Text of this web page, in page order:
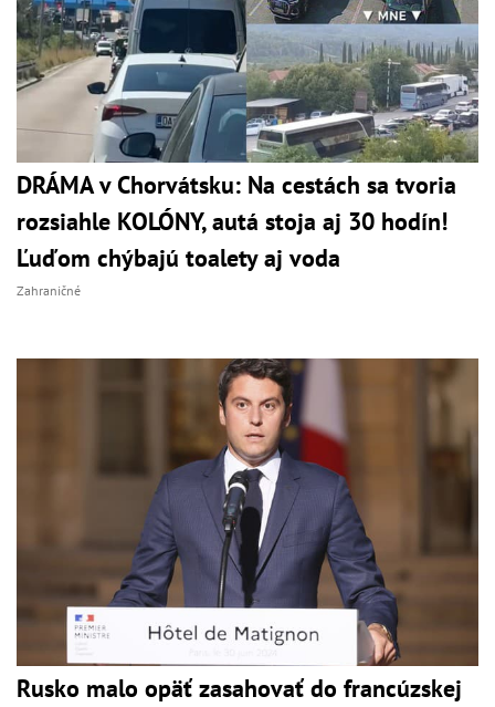
DRÁMA v Chorvátsku: Na cestách sa tvoria
rozsiahle KOLÓNY, autá stoja aj 30 hodín!
Ľuďom chýbajú toalety aj voda
Zahraničné
Rusko malo opäť zasahovať do francúzskej